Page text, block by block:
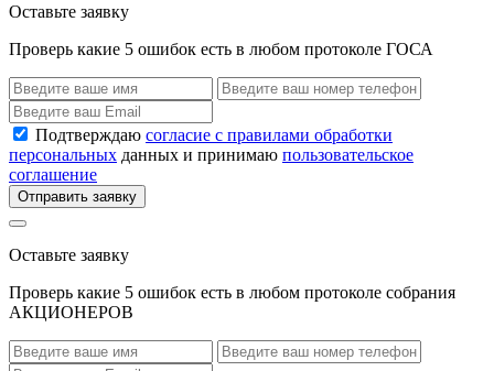
Оставьте заявку
Проверь какие 5 ошибок есть в любом протоколе ГОСА
Подтверждаю согласие с правилами обработки
персональных данных и принимаю пользовательское
соглашение
Отправить заявку
Оставьте заявку
Проверь какие 5 ошибок есть в любом протоколе собрания
АКЦИОНЕРОВ